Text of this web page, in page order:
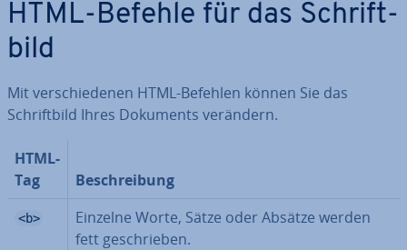
HTML-Befehle für das Schrift­
bild
Mit ver­schie­de­nen HTML-Befehlen können Sie das
Schrift­bild Ihres Dokuments verändern.
HTML-
Tag
Be­schrei­bung
<b>
Einzelne Worte, Sätze oder Absätze werden
fett ge­schrie­ben.